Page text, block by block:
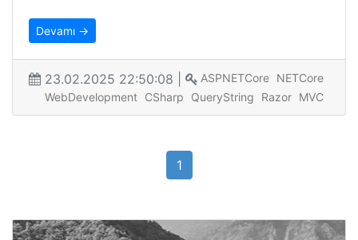
Devamı →
23.02.2025 22:50:08 | NETCore
ASPNETCore
MVC
Razor
QueryString
CSharp
WebDevelopment
1